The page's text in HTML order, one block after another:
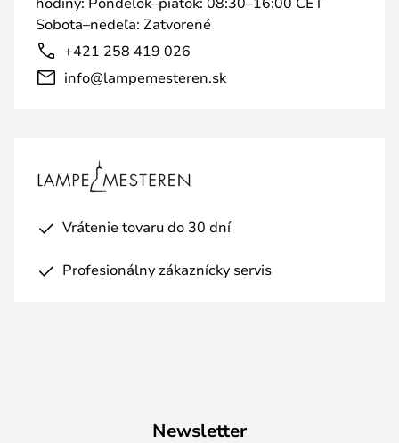
Sobota–nedeľa: Zatvorené
+421 258 419 026
info@lampemesteren.sk
Vrátenie tovaru do 30 dní
Profesionálny zákaznícky servis
Newsletter